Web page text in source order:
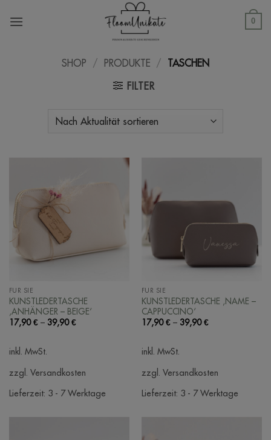
Inhalt
0
SHOP / PRODUKTE / TASCHEN
FILTER
FÜR SIE
KUNSTLEDERTASCHE
‚ANHÄNGER – BEIGE‘
17,90€– 39,90€
inkl. MwSt.
zzgl. Versandkosten
Lieferzeit: 3 - 7 Werktage
FÜR SIE
KUNSTLEDERTASCHE ‚NAME –
CAPPUCCINO‘
17,90€– 39,90€
inkl. MwSt.
zzgl. Versandkosten
Lieferzeit: 3 - 7 Werktage